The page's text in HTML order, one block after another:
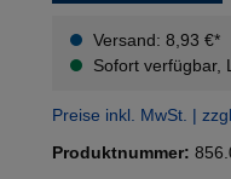
Versand: 8,93 €*
Sofort verfügbar,
Preise inkl. MwSt. |
Produktnummer: